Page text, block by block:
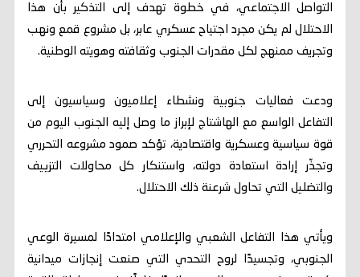
التواصل الاجتماعي، في خطوة تهدف إلى التذكير بأن هذا
الاحتلال لم يكن مجرد اجتياح عسكري عابر، بل مشروع قمع ونهب
وتجريف ممنهج لكل مقدرات الجنوب وثقافته وهويته الوطنية.
ودعت فعاليات جنوبية ونشطاء إعلاميون وسياسيون إلى
التفاعل الواسع مع الهاشتاج لإبراز ما وصل إليه الجنوب اليوم من
قوة سياسية وعسكرية واقتصادية، تؤكد صمود مشروعه التحرري
وتجذّر إرادة استعادة دولته، واستنكار كل محاولات التزييف
والتضليل التي تحاول شرعنة ذلك الاحتلال.
ويأتي هذا التفاعل الشعبي والإعلامي امتدادًا لمسيرة الوعي
الجنوبي، وتجسيدًا لروح التحدي التي صنعت إنجازات ميدانية